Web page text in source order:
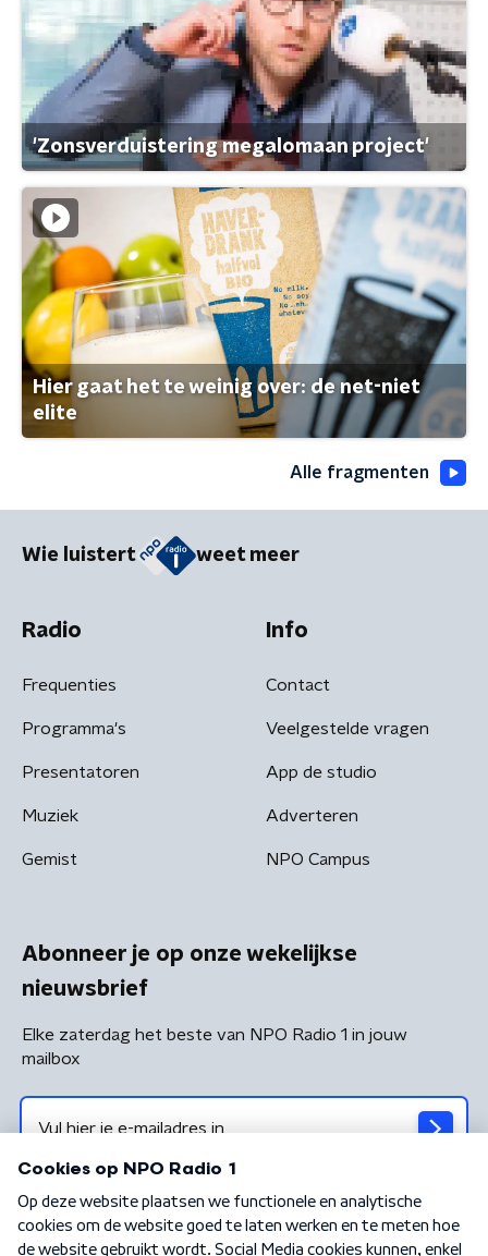
'Zonsverduistering megalomaan project'
Hier gaat het te weinig over: de net-niet
elite
Alle fragmenten
Wie luistert weet meer
Radio
Frequenties
Programma's
Presentatoren
Muziek
Gemist
Info
Contact
Veelgestelde vragen
App de studio
Adverteren
NPO Campus
Abonneer je op onze wekelijkse
nieuwsbrief
Elke zaterdag het beste van NPO Radio 1 in jouw
mailbox